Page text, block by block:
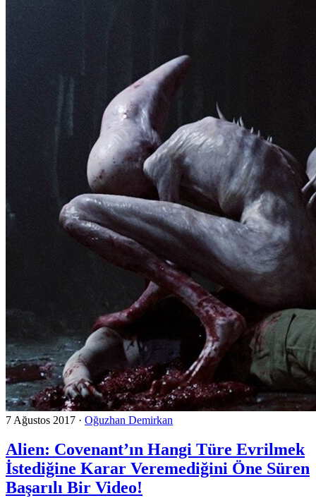
7 Ağustos 2017 · Oğuzhan Demirkan
Alien: Covenant’ın Hangi Türe Evrilmek
İstediğine Karar Veremediğini Öne Süren
Başarılı Bir Video!